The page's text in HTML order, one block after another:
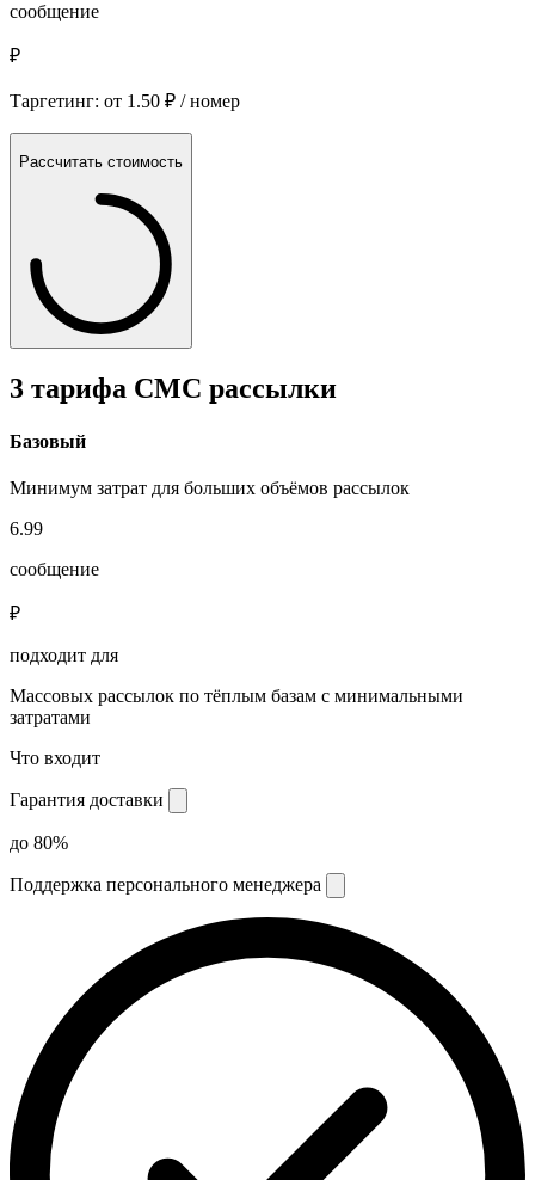
сообщение
₽
Таргетинг: от 1.50 ₽ / номер
Рассчитать стоимость
3 тарифа СМС рассылки
Базовый
Минимум затрат для больших объёмов рассылок
6.99
сообщение
₽
подходит для
Массовых рассылок по тёплым базам с минимальными
затратами
Что входит
Гарантия доставки
до 80%
Поддержка персонального менеджера